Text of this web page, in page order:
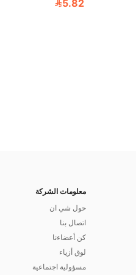
5.82
معلومات الشركة
حول شي ان
اتصال بنا
كن أعضاءنا
لوق أزياء
مسؤولية اجتماعية